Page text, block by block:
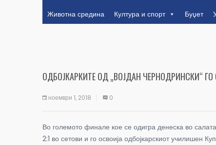
Животна средина
Култура и спорт Буџет
ОДБОЈКАРКИТЕ ОД „ВОЈДАН ЧЕРНОДРИНСКИ“
ноември 1, 2018 0
Во големото финале кое се одигра денеска во
2:1 во сетови и го освоија одбојкарскиот